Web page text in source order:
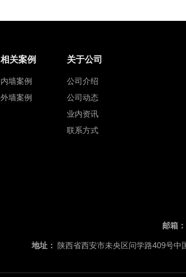
120二合一内墙乳胶漆价格多
相关案例
内墙案例
外墙案例
关于公司
公司介绍
公司动态
业内资讯
联系方式
邮箱：
地址： 陕西省西安市未央区问学路409号中